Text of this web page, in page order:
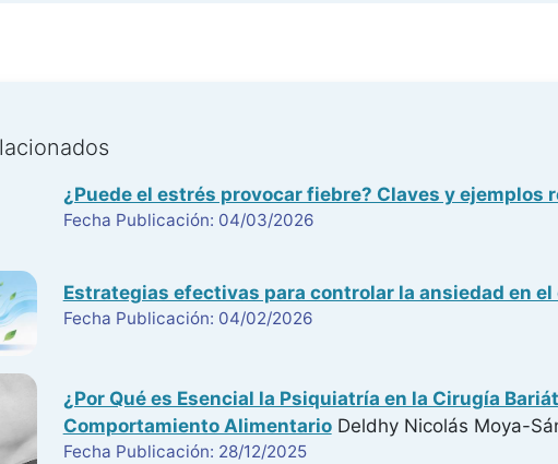
¿Puede el estrés provocar fiebre? Claves y ejemplos
Fecha Publicación: 04/03/2026
Estrategias efectivas para controlar la ansiedad en el
Fecha Publicación: 04/02/2026
¿Por Qué es Esencial la Psiquiatría en la Cirugía
Comportamiento AlimentarioDeldhy Nicolás Moya-
Fecha Publicación: 28/12/2025